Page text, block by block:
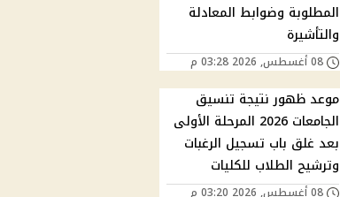
المطلوبة وضوابط المعادلة
والتأشيرة
08 أغسطس, 2026 03:28 م
موعد ظهور نتيجة تنسيق
الجامعات 2026 المرحلة الأولى
بعد غلق باب تسجيل الرغبات
وترشيح الطلاب للكليات
08 أغسطس, 2026 03:20 م